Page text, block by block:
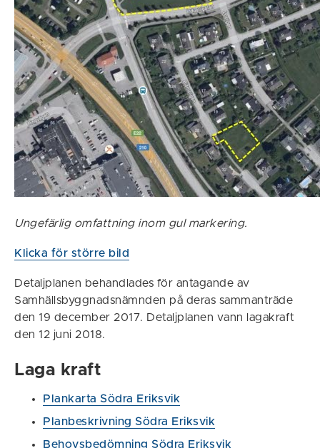
Ungefärlig omfattning inom gul markering.
Klicka för större bild
Detaljplanen behandlades för antagande av
Samhällsbyggnadsnämnden på deras sammanträde
den 19 december 2017. Detaljplanen vann lagakraft
den 12 juni 2018.
Laga kraft
Plankarta Södra Eriksvik
Planbeskrivning Södra Eriksvik
Behovsbedömning Södra Eriksvik